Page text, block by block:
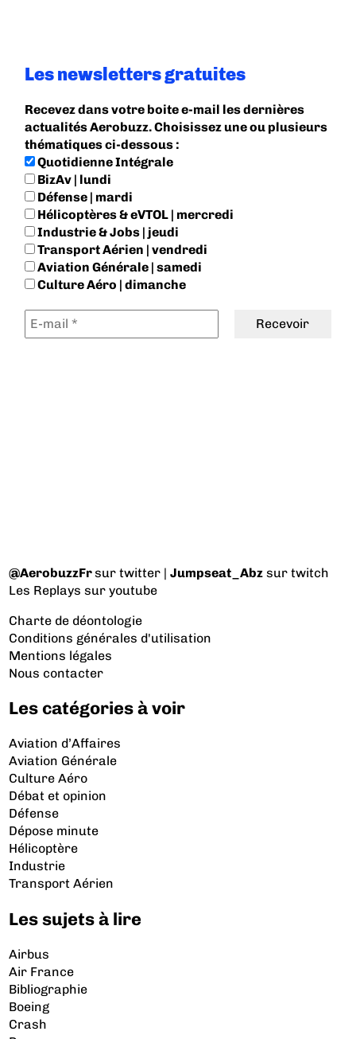
Les newsletters gratuites
Recevez dans votre boite e-mail les dernières
actualités Aerobuzz. Choisissez une ou plusieurs
thématiques ci-dessous :
Quotidienne Intégrale
BizAv | lundi
Défense | mardi
Hélicoptères & eVTOL | mercredi
Industrie & Jobs | jeudi
Transport Aérien | vendredi
Aviation Générale | samedi
Culture Aéro | dimanche
@AerobuzzFrsur twitter |Jumpseat_Abz sur twitch
Les Replays sur youtube
Charte de déontologie
Conditions générales d'utilisation
Mentions légales
Nous contacter
Les catégories à voir
Aviation d’Affaires
Aviation Générale
Culture Aéro
Débat et opinion
Défense
Dépose minute
Hélicoptère
Industrie
Transport Aérien
Les sujets à lire
Airbus
Air France
Bibliographie
Boeing
Crash